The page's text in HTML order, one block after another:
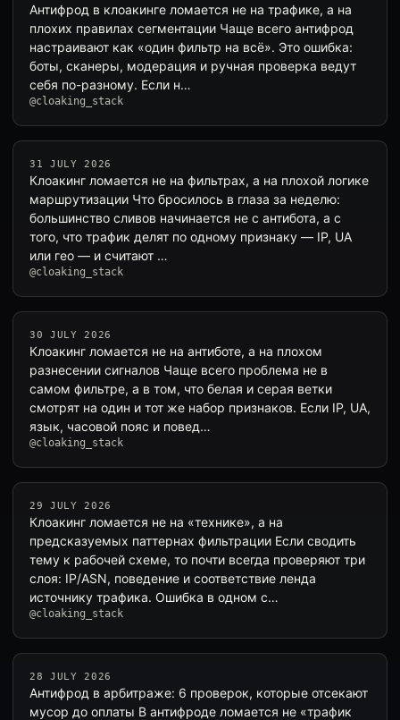
Антифрод в клоакинге ломается не на трафике, а на
плохих правилах сегментации Чаще всего антифрод
настраивают как «один фильтр на всё». Это ошибка:
боты, сканеры, модерация и ручная проверка ведут
себя по-разному. Если н…
@cloaking_stack
31 JULY 2026
Клоакинг ломается не на фильтрах, а на плохой логике
маршрутизации Что бросилось в глаза за неделю:
большинство сливов начинается не с антибота, а с
того, что трафик делят по одному признаку — IP, UA
или гео — и считают …
@cloaking_stack
30 JULY 2026
Клоакинг ломается не на антиботе, а на плохом
разнесении сигналов Чаще всего проблема не в
самом фильтре, а в том, что белая и серая ветки
смотрят на один и тот же набор признаков. Если IP, UA,
язык, часовой пояс и повед…
@cloaking_stack
29 JULY 2026
Клоакинг ломается не на «технике», а на
предсказуемых паттернах фильтрации Если сводить
тему к рабочей схеме, то почти всегда проверяют три
слоя: IP/ASN, поведение и соответствие ленда
источнику трафика. Ошибка в одном с…
@cloaking_stack
28 JULY 2026
Антифрод в арбитраже: 6 проверок, которые отсекают
мусор до оплаты В антифроде ломается не «трафик